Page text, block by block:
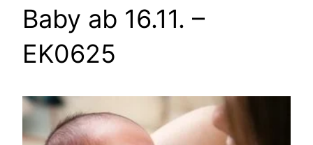
Baby ab 16.11. –
EK0625